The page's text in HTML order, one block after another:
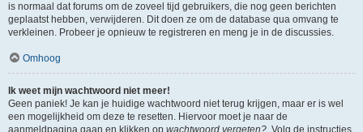
is normaal dat forums om de zoveel tijd gebruikers, die nog geen berichten
geplaatst hebben, verwijderen. Dit doen ze om de database qua omvang te
verkleinen. Probeer je opnieuw te registreren en meng je in de discussies.
Omhoog
Ik weet mijn wachtwoord niet meer!
Geen paniek! Je kan je huidige wachtwoord niet terug krijgen, maar er is wel
een mogelijkheid om deze te resetten. Hiervoor moet je naar de
aanmeldpagina gaan en klikken op wachtwoord vergeten?. Volg de instructies